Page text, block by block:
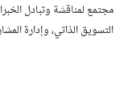
مجتمع لمناقشة وتبادل
التسويق الذاتي، وإدارة